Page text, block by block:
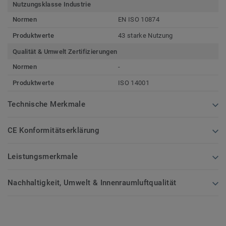
Nutzungsklasse Industrie
Normen
EN ISO 10874
Produktwerte 43 starke Nutzung
Qualität & Umwelt Zertifizierungen
Normen
-
Produktwerte ISO 14001
Technische Merkmale
CE Konformitätserklärung
Leistungsmerkmale
Nachhaltigkeit, Umwelt & Innenraumluftqualität